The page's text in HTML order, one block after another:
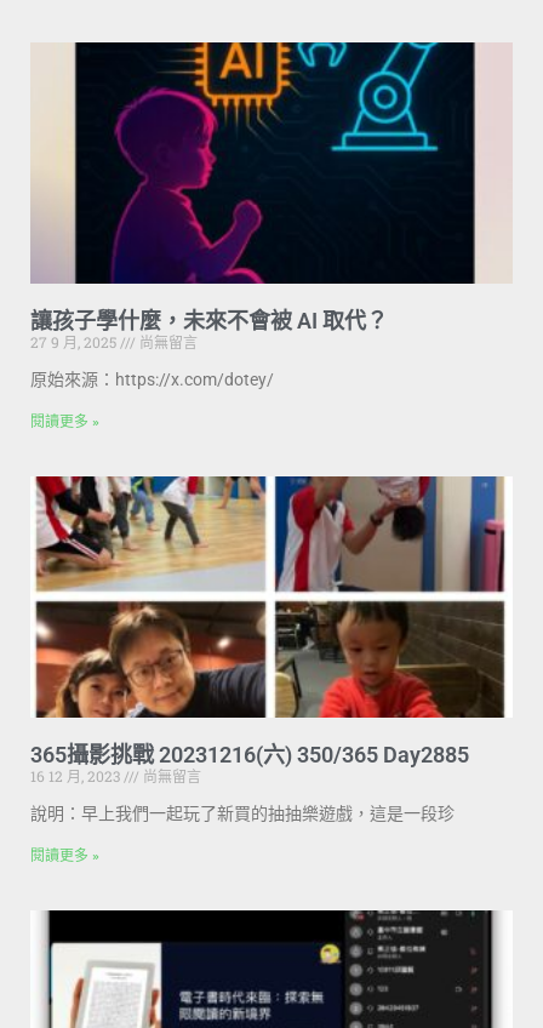
讓孩子學什麼，未來不會被 AI 取代？
27 9 月, 2025
尚無留言
原始來源：https://x.com/dotey/
閱讀更多 »
365攝影挑戰 20231216(六) 350/365 Day2885
16 12 月, 2023
尚無留言
說明：早上我們一起玩了新買的抽抽樂遊戲，這是一段珍
閱讀更多 »